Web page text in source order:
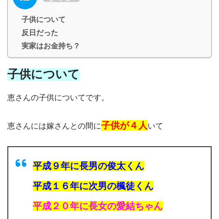
子供について
反日だった
実家はお金持ち？
子供について
恵さんの子供についてです。
恵さんには嫁さんとの間に子供が４人いて
平成９年に長男の俊太くん
平成１６年に次男の楓徒くん
平成２０年に長女の愛結ちゃん